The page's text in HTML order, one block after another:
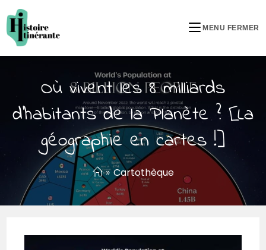
MENU FERMER
Où vivent les 8 milliards
d’habitants de la Planète ? [La
géographie en cartes !]
» Cartothèque